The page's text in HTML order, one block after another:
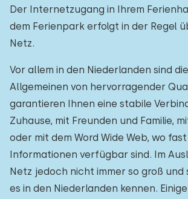
Der Internetzugang in Ihrem
dem Ferienpark erfolgt in der Regel
Netz.
Vor allem in den Niederlanden sind
Allgemeinen von hervorragender
garantieren Ihnen eine stabile
Zuhause, mit Freunden und Familie,
oder mit dem Word Wide Web, wo
Informationen verfügbar sind. Im
Netz jedoch nicht immer so groß und
es in den Niederlanden kennen.